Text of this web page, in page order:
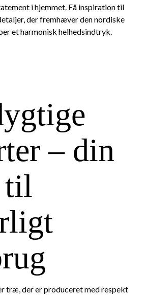
i hjemmet. Få inspiration til
der fremhæver den nordiske
et harmonisk helhedsindtryk.
– din
til
træ, der er produceret med respekt